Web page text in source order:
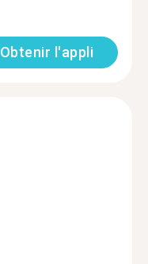
Obtenir l'appli